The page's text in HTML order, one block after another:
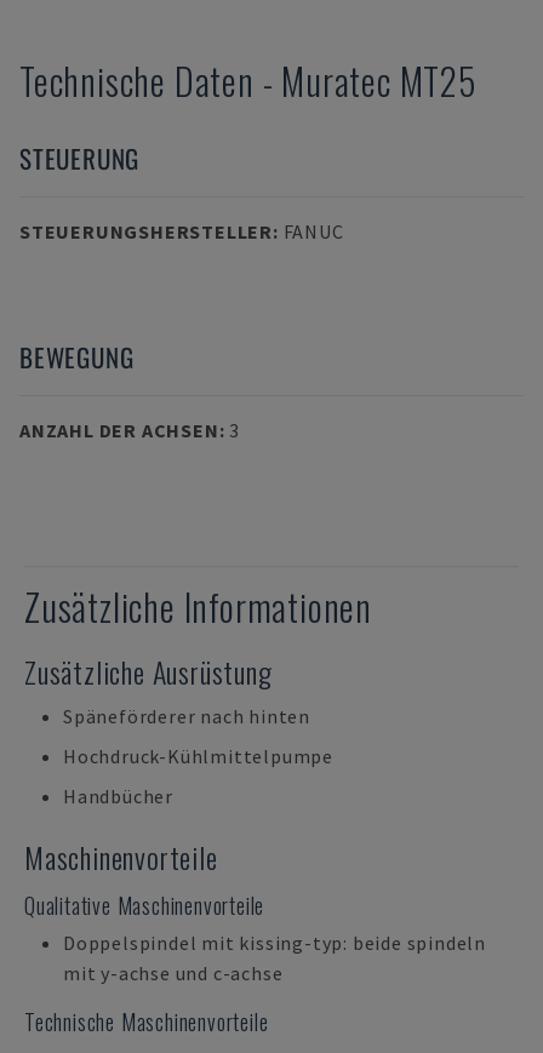
Technische Daten - Muratec MT25
STEUERUNG
STEUERUNGSHERSTELLER: FANUC
BEWEGUNG
ANZAHL DER ACHSEN: 3
Zusätzliche Informationen
Zusätzliche Ausrüstung
Späneförderer nach hinten
Hochdruck-Kühlmittelpumpe
Handbücher
Maschinenvorteile
Qualitative Maschinenvorteile
Doppelspindel mit kissing-typ: beide spindeln
mit y-achse und c-achse
Technische Maschinenvorteile